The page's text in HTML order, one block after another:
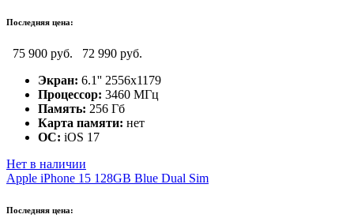
Последняя цена:
75 900 руб.
72 990 руб.
Экран: 6.1'' 2556x1179
Процессор: 3460 МГц
Память: 256 Гб
Карта памяти: нет
ОС: iOS 17
Нет в наличии
Apple iPhone 15 128GB Blue Dual Sim
Последняя цена: